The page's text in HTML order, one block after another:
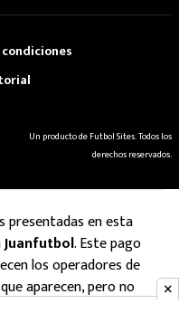
Un producto de Futbol Sites. Todos los
derechos reservados.
presentadas en esta
Juanfutbol. Este pago
los operadores de
aparecen, pero no